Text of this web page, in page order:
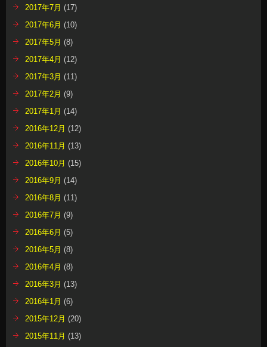
2017年7月 (17)
2017年6月 (10)
2017年5月 (8)
2017年4月 (12)
2017年3月 (11)
2017年2月 (9)
2017年1月 (14)
2016年12月 (12)
2016年11月 (13)
2016年10月 (15)
2016年9月 (14)
2016年8月 (11)
2016年7月 (9)
2016年6月 (5)
2016年5月 (8)
2016年4月 (8)
2016年3月 (13)
2016年1月 (6)
2015年12月 (20)
2015年11月 (13)